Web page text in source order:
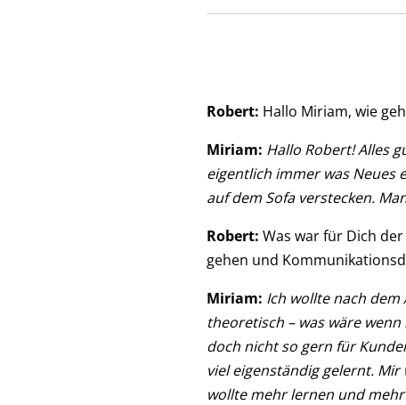
Robert: Hallo Miriam, wie
Miriam: Hallo Robert! Alles
eigentlich immer was Neues
auf dem Sofa verstecken.
Robert: Was war für Dich
gehen und
Miriam: Ich wollte nach dem
theoretisch – was wäre
doch nicht so gern für
viel eigenständig gelernt.
wollte mehr lernen und